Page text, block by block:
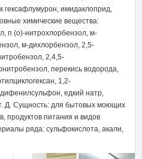
гексафлумурон, имидаклоприд,
химические вещества:
п (о)-нитрохлорбензол, м-
м-дихлорбензол, 2,5-
2,4,5-
перекись водорода,
1,2-
едкий натр,
Д. Сущность: для бытовых моющих
продуктов питания и видов
ряда: сульфокислота, акали,